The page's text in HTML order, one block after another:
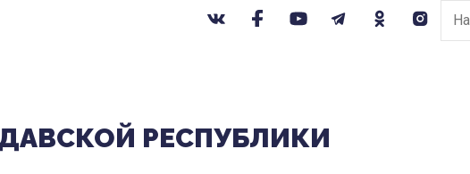
на
РЕСПУБЛИКИ